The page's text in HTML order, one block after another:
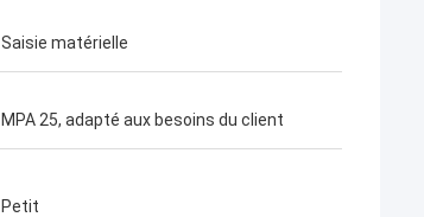
Saisie matérielle
MPA 25, adapté aux besoins du client
Petit